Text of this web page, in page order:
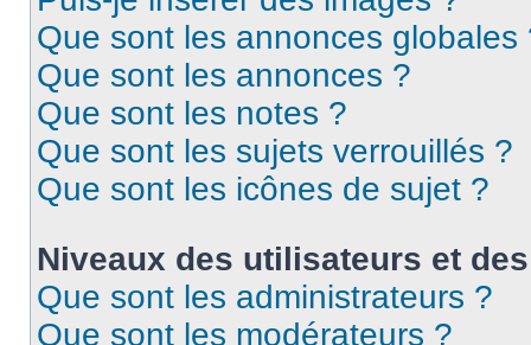
Que sont les annonces globales
Que sont les annonces ?
Que sont les notes ?
Que sont les sujets verrouillés ?
Que sont les icônes de sujet ?
Niveaux des utilisateurs et
Que sont les administrateurs ?
Que sont les modérateurs ?